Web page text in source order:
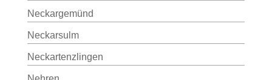
Neckargemünd
Neckarsulm
Neckartenzlingen